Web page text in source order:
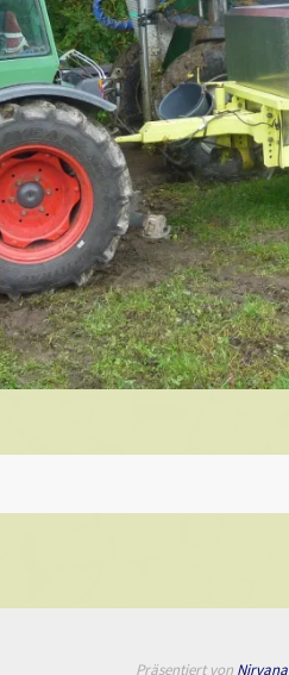
Präsentiert von Nirvana